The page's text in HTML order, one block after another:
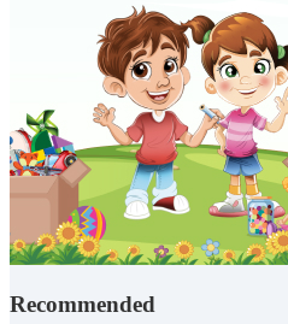
Recommended